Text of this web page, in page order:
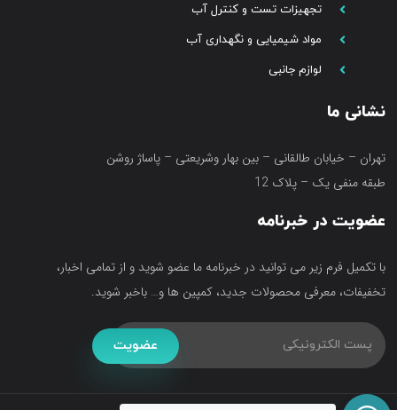
تجهیزات تست و کنترل آب
مواد شیمیایی و نگهداری آب
لوازم جانبی
نشانی ما
تهران – خیابان طالقانی – بین بهار وشریعتی – پاساژ روشن
طبقه منفی یک – پلاک 12
عضویت در خبرنامه
با تکمیل فرم زیر می توانید در خبرنامه ما عضو شوید و از تمامی اخبار،
تخفیفات، معرفی محصولات جدید، کمپین ها و… باخبر شوید.
عضویت